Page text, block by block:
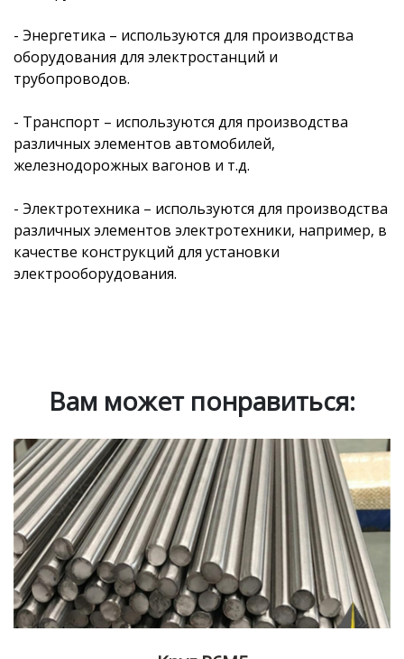
- Энергетика – используются для производства
оборудования для электростанций и
трубопроводов.
- Транспорт – используются для производства
различных элементов автомобилей,
железнодорожных вагонов и т.д.
- Электротехника – используются для производства
различных элементов электротехники, например, в
качестве конструкций для установки
электрооборудования.
Вам может понравиться: